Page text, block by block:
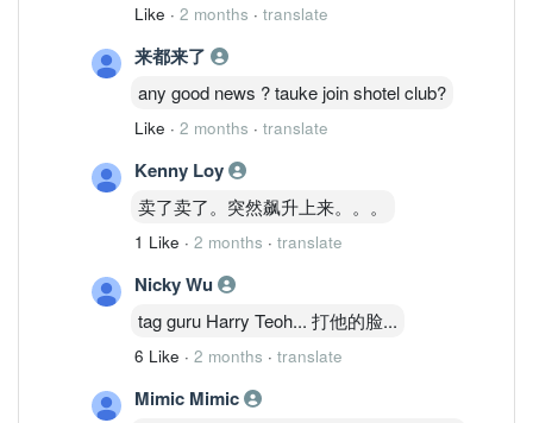
Like · 2 months · translate
来都来了
any good news ? tauke join shotel club?
Like · 2 months · translate
Kenny Loy
卖了卖了。突然飙升上来。。。
1 Like · 2 months · translate
Nicky Wu
tag guru Harry Teoh... 打他的脸...
6 Like · 2 months · translate
Mimic Mimic